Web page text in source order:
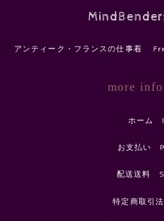
アンティーク・フランスの仕事着
more
ホーム
お支払い
配送送料
特定商取引